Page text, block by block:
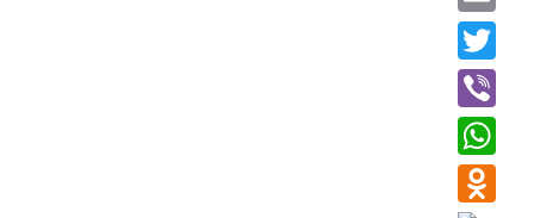
Email
Twitter
Viber